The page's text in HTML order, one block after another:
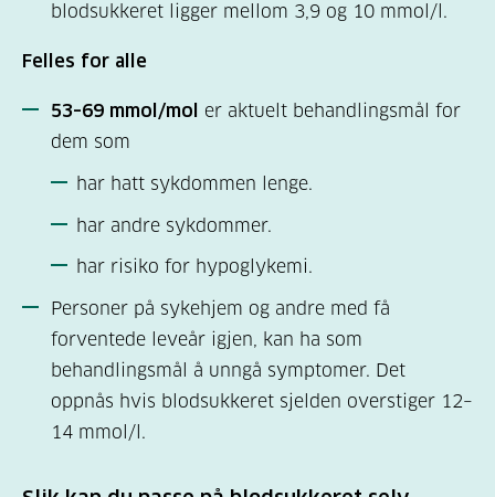
blodsukkeret ligger mellom 3,9 og 10 mmol/l.
Felles for alle
53–69 mmol/mol
er aktuelt behandlingsmål for
dem som
har hatt sykdommen lenge.
har andre sykdommer.
har risiko for hypoglykemi.
Personer på sykehjem og andre med få
forventede leveår igjen, kan ha som
behandlingsmål å unngå symptomer. Det
oppnås hvis blodsukkeret sjelden overstiger 12–
14 mmol/l.